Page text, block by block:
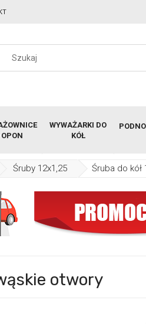
OPON
WYWAŻARKI DO
KÓŁ
Śruby 12x1,25 Śruba do kół
otwory